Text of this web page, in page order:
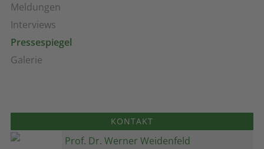
Meldungen
Interviews
Pressespiegel
Galerie
KONTAKT
Prof. Dr. Werner Weidenfeld